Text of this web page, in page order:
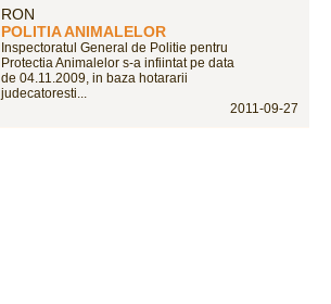
RON
POLITIA ANIMALELOR
Inspectoratul General de Politie pentru
Protectia Animalelor s-a infiintat pe data
de 04.11.2009, in baza hotararii
judecatoresti...
2011-09-27